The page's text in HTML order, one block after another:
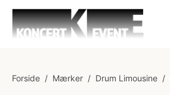
Forside / Mærker / Drum Limousine /